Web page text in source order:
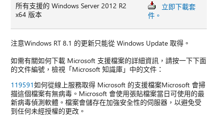
所有支援的 Windows Server 2012 R2
x64 版本
立即下載套
件。
注意Windows RT 8.1 的更新只能從 Windows Update 取得。
如需有關如何下載 Microsoft 支援檔案的詳細資訊，請按一下下面
的文件編號，檢視「Microsoft 知識庫」中的文件：
119591如何從線上服務取得 Microsoft 的支援檔案Microsoft 會掃
描這個檔案有無病毒。Microsoft 會使用張貼檔案當日可使用的最
新病毒偵測軟體。檔案會儲存在加強安全性的伺服器，以避免受
到任何未經授權的更改。